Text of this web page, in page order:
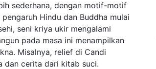
sederhana, dengan motif-motif
Hindu dan Buddha mulai
seni kriya ukir mengalami
pada masa ini menampilkan
Misalnya, relief di Candi
dan cerita dari kitab suci.